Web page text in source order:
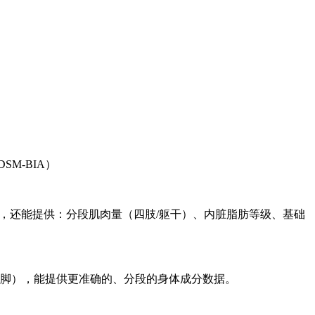
BIA）
能提供：分段肌肉量（四肢/躯干）、内脏脂肪等级、基础
，能提供更准确的、分段的身体成分数据。